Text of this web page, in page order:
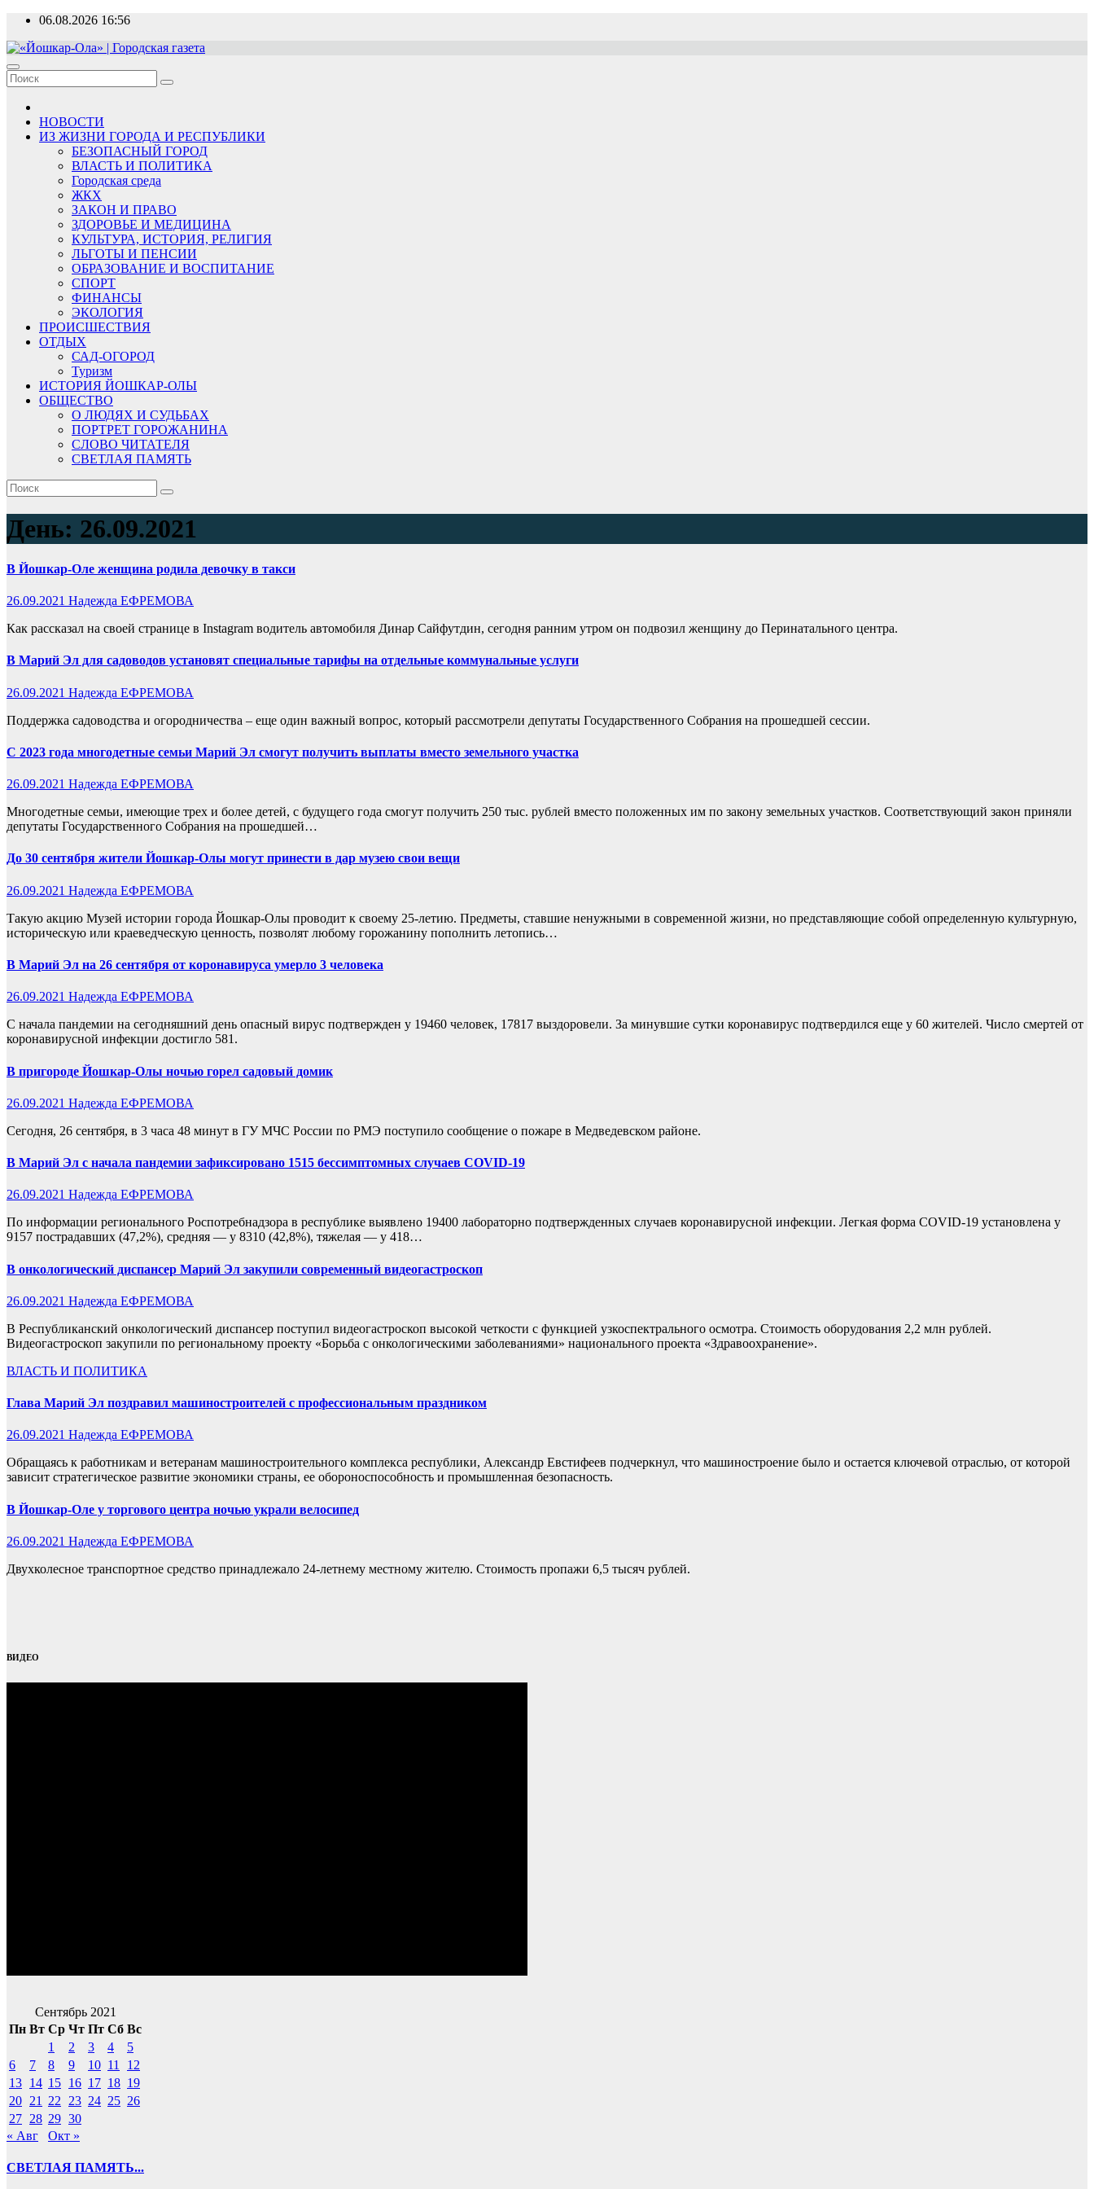
Перейти
содержимому
06.08.2026 16:56
«Йошкар-Ола» | Городская газета
Новости, события, люди
НОВОСТИ
ИЗ ЖИЗНИ ГОРОДА И РЕСПУБЛИКИ
БЕЗОПАСНЫЙ ГОРОД
ВЛАСТЬ И ПОЛИТИКА
Городская среда
ЖКХ
ЗАКОН И ПРАВО
ЗДОРОВЬЕ И МЕДИЦИНА
КУЛЬТУРА, ИСТОРИЯ, РЕЛИГИЯ
ЛЬГОТЫ И ПЕНСИИ
ОБРАЗОВАНИЕ И ВОСПИТАНИЕ
СПОРТ
ФИНАНСЫ
ЭКОЛОГИЯ
ПРОИСШЕСТВИЯ
ОТДЫХ
САД-ОГОРОД
Туризм
ИСТОРИЯ ЙОШКАР-ОЛЫ
ОБЩЕСТВО
О ЛЮДЯХ И СУДЬБАХ
ПОРТРЕТ ГОРОЖАНИНА
СЛОВО ЧИТАТЕЛЯ
СВЕТЛАЯ ПАМЯТЬ
День: 26.09.2021
В Йошкар-Оле женщина родила девочку в такси
26.09.2021 Надежда ЕФРЕМОВА
Как рассказал на своей странице в Instagram водитель автомобиля Динар Сайфутдин, сегодня ранним утром он подвозил женщину до Перинатального центра.
В Марий Эл для садоводов установят специальные тарифы на отдельные коммунальные услуги
26.09.2021 Надежда ЕФРЕМОВА
Поддержка садоводства и огородничества – еще один важный вопрос, который рассмотрели депутаты Государственного Собрания на прошедшей сессии.
С 2023 года многодетные семьи Марий Эл смогут получить выплаты вместо земельного участка
26.09.2021 Надежда ЕФРЕМОВА
Многодетные семьи, имеющие трех и более детей, с будущего года смогут получить 250 тыс. рублей вместо положенных им по закону земельных участков. Соответствующий закон приняли
депутаты Государственного Собрания на прошедшей…
До 30 сентября жители Йошкар-Олы могут принести в дар музею свои вещи
26.09.2021 Надежда ЕФРЕМОВА
Такую акцию Музей истории города Йошкар-Олы проводит к своему 25-летию. Предметы, ставшие ненужными в современной жизни, но представляющие собой определенную культурную,
историческую или краеведческую ценность, позволят любому горожанину пополнить летопись…
В Марий Эл на 26 сентября от коронавируса умерло 3 человека
26.09.2021 Надежда ЕФРЕМОВА
С начала пандемии на сегодняшний день опасный вирус подтвержден у 19460 человек, 17817 выздоровели. За минувшие сутки коронавирус подтвердился еще у 60 жителей. Число смертей от
коронавирусной инфекции достигло 581.
В пригороде Йошкар-Олы ночью горел садовый домик
26.09.2021 Надежда ЕФРЕМОВА
Сегодня, 26 сентября, в 3 часа 48 минут в ГУ МЧС России по РМЭ поступило сообщение о пожаре в Медведевском районе.
В Марий Эл с начала пандемии зафиксировано 1515 бессимптомных случаев COVID-19
26.09.2021 Надежда ЕФРЕМОВА
По информации регионального Роспотребнадзора в республике выявлено 19400 лабораторно подтвержденных случаев коронавирусной инфекции. Легкая форма COVID-19 установлена у
9157 пострадавших (47,2%), средняя — у 8310 (42,8%), тяжелая — у 418…
В онкологический диспансер Марий Эл закупили современный видеогастроскоп
26.09.2021 Надежда ЕФРЕМОВА
В Республиканский онкологический диспансер поступил видеогастроскоп высокой четкости с функцией узкоспектрального осмотра. Стоимость оборудования 2,2 млн рублей.
Видеогастроскоп закупили по региональному проекту «Борьба с онкологическими заболеваниями» национального проекта «Здравоохранение».
ВЛАСТЬ И ПОЛИТИКА
Глава Марий Эл поздравил машиностроителей с профессиональным праздником
26.09.2021 Надежда ЕФРЕМОВА
Обращаясь к работникам и ветеранам машиностроительного комплекса республики, Александр Евстифеев подчеркнул, что машиностроение было и остается ключевой отраслью, от которой
зависит стратегическое развитие экономики страны, ее обороноспособность и промышленная безопасность.
В Йошкар-Оле у торгового центра ночью украли велосипед
26.09.2021 Надежда ЕФРЕМОВА
Двухколесное транспортное средство принадлежало 24-летнему местному жителю. Стоимость пропажи 6,5 тысяч рублей.
ВИДЕО
Сентябрь 2021
Пн Вт Ср Чт Пт Сб Вс
1
2 3 4
5
6
7 8 9 10 11
12
13 14 15 16 17 18 19
20 21 22 23 24 25 26
27 28 29 30
« Авг
Окт »
СВЕТЛАЯ ПАМЯТЬ...